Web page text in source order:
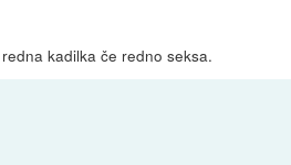
kadilka če redno seksa.